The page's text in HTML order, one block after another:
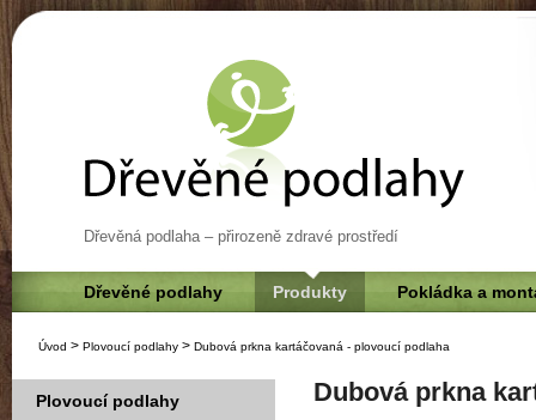
Dřevěná podlaha – přirozeně zdravé prostředí
Dřevěné podlahy Produkty Pokládka a
Úvod > Plovoucí podlahy > Dubová prkna kartáčovaná - plovoucí podlaha
Plovoucí podlahy Dubová prkna